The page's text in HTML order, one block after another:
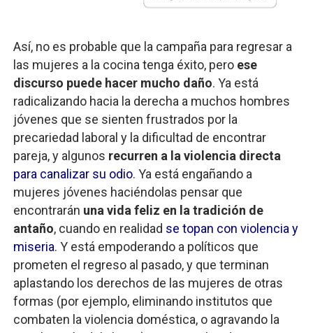
Así, no es probable que la campaña para regresar a
las mujeres a la cocina tenga éxito, pero ese
discurso puede hacer mucho daño. Ya está
radicalizando hacia la derecha a muchos hombres
jóvenes que se sienten frustrados por la
precariedad laboral y la dificultad de encontrar
pareja, y algunos recurren a la violencia directa
para canalizar su odio. Ya está engañando a
mujeres jóvenes haciéndolas pensar que
encontrarán una vida feliz en la tradición de
antaño, cuando en realidad se topan con violencia y
miseria. Y está empoderando a políticos que
prometen el regreso al pasado, y que terminan
aplastando los derechos de las mujeres de otras
formas (por ejemplo, eliminando institutos que
combaten la violencia doméstica, o agravando la